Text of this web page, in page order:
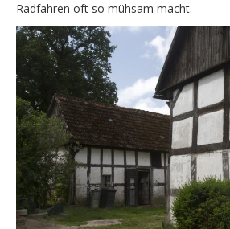
Radfahren oft so mühsam macht.